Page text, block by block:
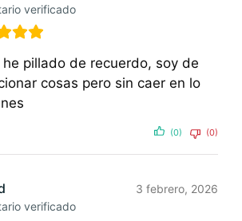
verificado
he pillado de recuerdo, soy de
cosas pero sin caer en lo
(0) (0)
verificado
3 febrero, 2026